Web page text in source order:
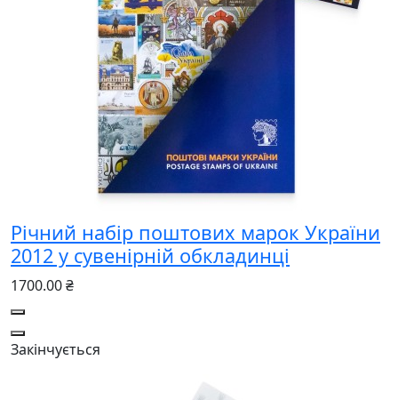
Річний набір поштових марок України
2012 у сувенірній обкладинці
1700.00 ₴
Закінчується